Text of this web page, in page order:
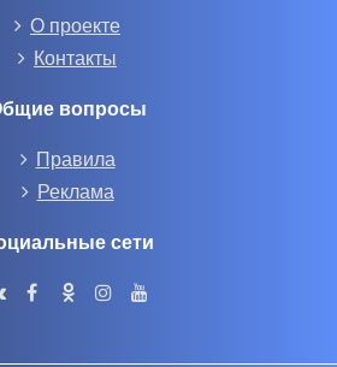
О проекте
Контакты
вопросы
Правила
Реклама
сети